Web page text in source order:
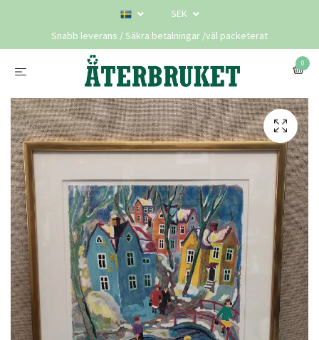
SEK
Snabb leverans / Säkra betalningar /väl packeterat
0